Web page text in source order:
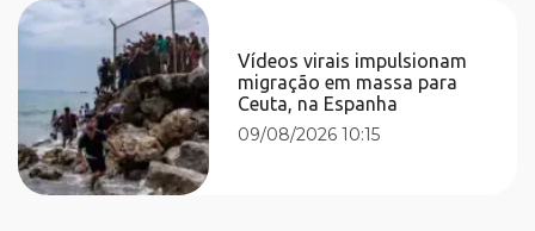
Vídeos virais impulsionam
migração em massa para
Ceuta, na Espanha
09/08/2026 10:15